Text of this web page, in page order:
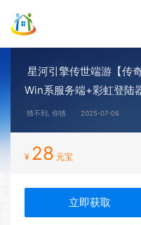
星河引擎传世端游【传
Win系服务端+彩虹登陆
猜不到, 你猜 2025-07-06
¥ 28 元宝
立即获取